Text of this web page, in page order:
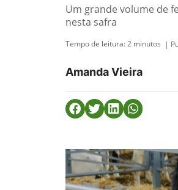
Um grande volume de
nesta safra
Tempo de leitura:2 minutos |
Amanda Vieira